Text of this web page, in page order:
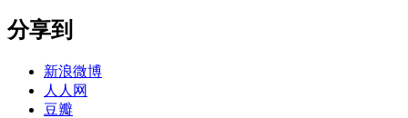
分享到
新浪微博
人人网
豆瓣